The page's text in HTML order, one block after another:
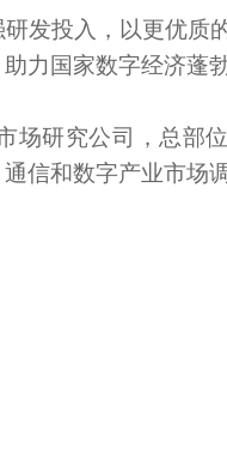
发投入，以更优质
助力国家数字经济蓬
场研究公司，总部
信和数字产业市场